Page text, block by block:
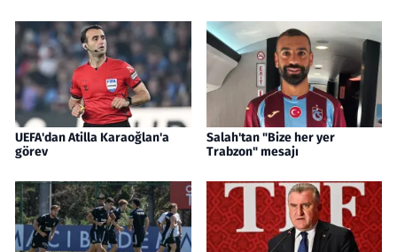
UEFA'dan Atilla Karaoğlan'a
görev
Salah'tan "Bize her yer
Trabzon" mesajı